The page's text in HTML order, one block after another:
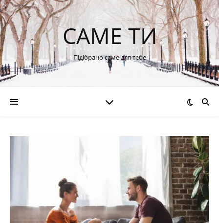
САМЕ ТИ
Підібрано саме для тебе